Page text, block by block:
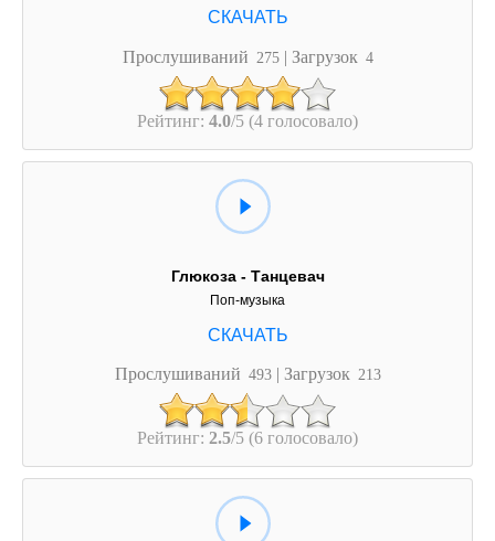
Прослушиваний 275 | Загрузок 4
Рейтинг: 4.0/5 (4 голосовало)
Глюкоза - Танцевач
Поп-музыка
Прослушиваний 493 | Загрузок 213
Рейтинг: 2.5/5 (6 голосовало)